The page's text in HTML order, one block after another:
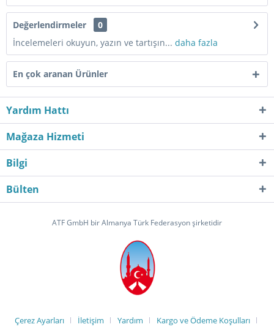
Değerlendirmeler
0
İncelemeleri okuyun, yazın ve tartışın... daha fazla
En çok aranan Ürünler
Yardım Hattı
Mağaza Hizmeti
Bilgi
Bülten
ATF GmbH bir Almanya Türk Federasyon şirketidir
Çerez Ayarları İletişim Yardım Kargo ve Ödeme Koşulları